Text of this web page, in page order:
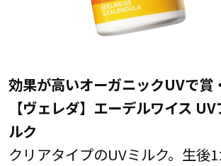
効果が高いオーガニックUVで賞
【ヴェレダ】エーデルワイス
ルク
クリアタイプのUVミルク。生後